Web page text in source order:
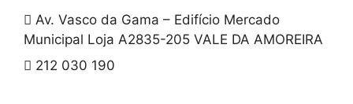
Av. Vasco da Gama – Edifício Mercado
Municipal Loja A2835-205 VALE DA AMOREIRA
212 030 190